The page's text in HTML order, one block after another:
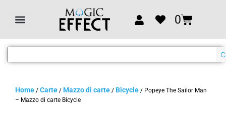
0
Home / Carte / Mazzo di carte / Bicycle / Popeye The Sailor Man
– Mazzo di carte Bicycle